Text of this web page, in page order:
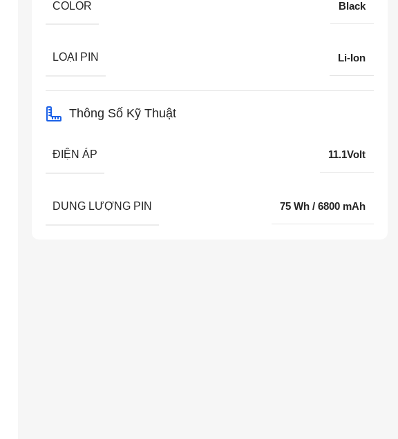
COLOR Black
LOẠI PIN Li-Ion
Thông Số Kỹ Thuật
ĐIỆN ÁP 11.1Volt
DUNG LƯỢNG PIN 75 Wh / 6800 mAh